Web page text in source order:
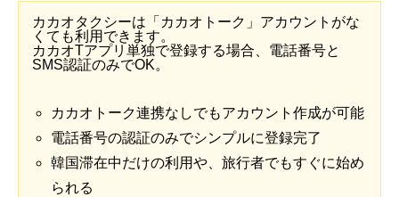
カカオタクシーは「カカオトーク」アカウントがな
くても利用できます。
カカオTアプリ単独で登録する場合、電話番号と
SMS認証のみでOK。
カカオトーク連携なしでもアカウント作成が可能
電話番号の認証のみでシンプルに登録完了
韓国滞在中だけの利用や、旅行者でもすぐに始め
られる